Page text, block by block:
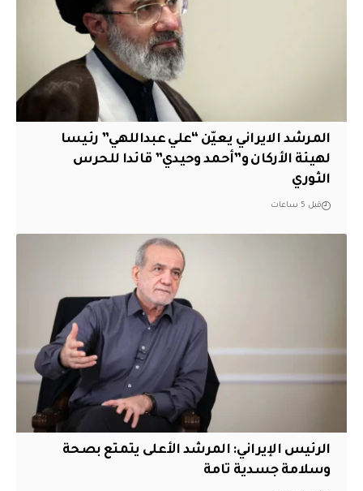
المرشد الايراني يعيّن “علي عبداللهي” رئيسا
لهيئة الأركان و”أحمد وحيدي” قائدا للحرس
الثوري
قبل 5 ساعات
الرئيس الإيراني: المرشد الأعلى يتمتع بصحة
وسلامة جسدية تامة